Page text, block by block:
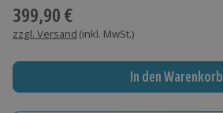
399,90 €
zzgl. Versand (inkl. MwSt.)
In den Warenkorb